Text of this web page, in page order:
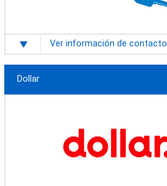
Ver información de contacto
Dollar